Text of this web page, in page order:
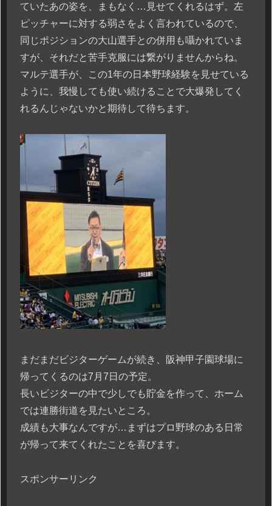
ていたあの姿を、まもなく…見せてくれるはず。左
ピッチャーに対する弱さをよく言われているので、
同じポジションの大山選手との併用も囁かれていま
すが、それだと苦手克服には繋がりませんからね。
マルテ選手が、この1年の日本野球経験を見せている
ように、我慢しても使い続けることで大爆発してく
れるんじゃないかと期待して待ちます。
まだまだビジターゲームが続き、阪神甲子園球場に
帰ってくるのは7月7日の予定。
長いビジターの中で少しでも貯金を作って、ホーム
では連勝街道を見たいところ。
成績も大事なんですが…まずはプロ野球のある日常
が帰って来てくれたことを喜びます。
スポンサーリンク